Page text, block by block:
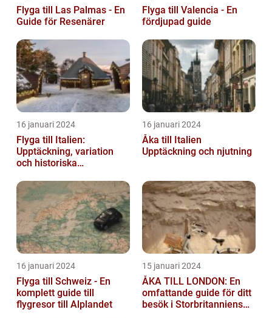
Flyga till Las Palmas - En
Guide för Resenärer
Flyga till Valencia - En
fördjupad guide
16 januari 2024
Flyga till Italien:
Upptäckning, variation
och historiska
16 januari 2024
Åka till Italien
Upptäckning och njutning
16 januari 2024
Flyga till Schweiz - En
komplett guide till
flygresor till Alplandet
15 januari 2024
ÅKA TILL LONDON: En
omfattande guide för ditt
besök i Storbritanniens